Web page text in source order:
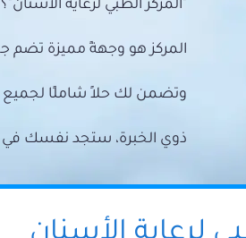
"المركز الطبي لرعاية الأسنان"؟
المركز هو وجهةً مميزة تضم
وتضمن لك حلاً شاملًا
ذوي الخبرة، ستجد نفسك في